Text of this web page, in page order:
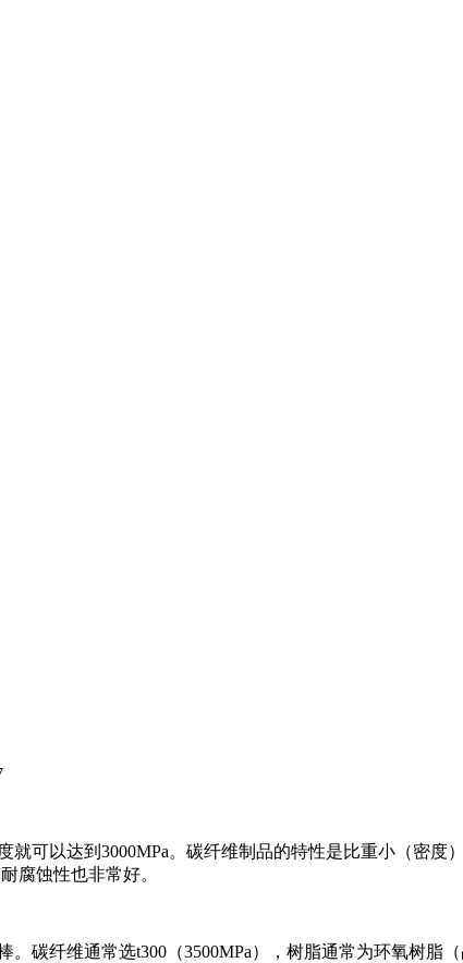
可以达到3000MPa。碳纤维制品的特性是比重小（密度
腐蚀性也非常好。
碳纤维通常选t300（3500MPa），树脂通常为环氧树脂